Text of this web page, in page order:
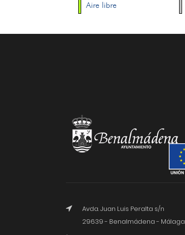
Aire libre
Avda. Juan Luis Peralta s/n
29639 - Benalmádena - Málaga